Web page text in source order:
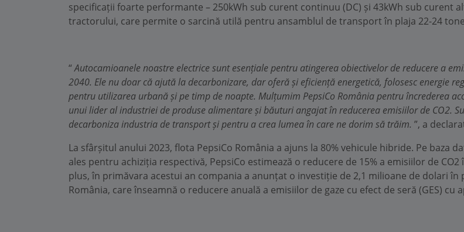
specificații foarte performante – 250kWh sub curent continuu (DC) și 43kWh sub curent
tractorului, care permite o sarcină utilă pentru ansamblul de transport în plaja 22-24
“Autocamioanele noastre electrice sunt esențiale pentru atingerea obiectivelor de reducere a
2040. Ele nu doar că ajută la decarbonizare, dar oferă și eficiență energetică, folosesc energie
pentru utilizarea urbană și pe timp de noapte. Mulțumim PepsiCo România pentru încrederea
unui lider al industriei de produse alimentare și băuturi angajat în reducerea emisiilor de CO2.
decarboniza industria de transport și pentru a crea lumea în care ne dorim să trăim. ”, a
La sfârșitul anului 2023, flota PepsiCo România a ajuns la 80% vehicule hibride. Pe
ales pentru achiziția respectivă, PepsiCo estimează o reducere de 15% a emisiilor de
plus, în primăvara acestui an compania a anunțat o investiție de 2,1 milioane de dolari
România, care înseamnă o reducere anuală a emisiilor de gaze cu efect de seră (GES) cu